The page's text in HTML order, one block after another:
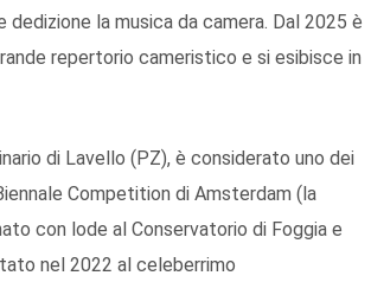
la musica da camera. Dal 2025 è
repertorio cameristico e si esibisce in
di Lavello (PZ), è considerato uno dei
Competition di Amsterdam (la
con lode al Conservatorio di Foggia e
nel 2022 al celeberrimo